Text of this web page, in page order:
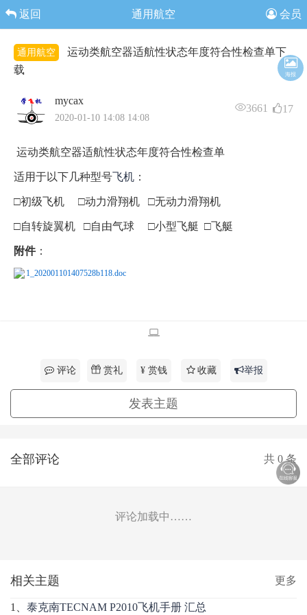
返回 通用航空 会员
通用航空
运动类航空器适航性状态年度符合性检查单下
载
mycax
2020-01-10 14:08 14:08
3661 17
运动类航空器适航性状态年度符合性检查单
适用于以下几种型号飞机 ：
□初级飞机 □动力滑翔机 □无动力滑翔机
□自转旋翼机 □自由气球 □小型飞艇 □飞艇
附件：
1_202001101407528b118.doc
评论 赏礼 ¥ 赏钱 收藏 举报
发表主题
全部评论 共 0条
评论加载中……
相关主题 更多
1、 泰克南TECNAM P2010飞机手册 汇总
海报